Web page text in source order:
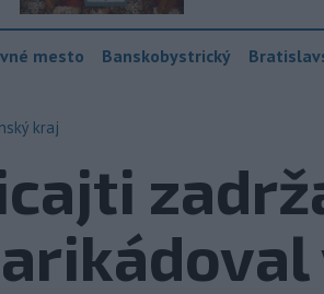
mesto Banskobystrický
kraj